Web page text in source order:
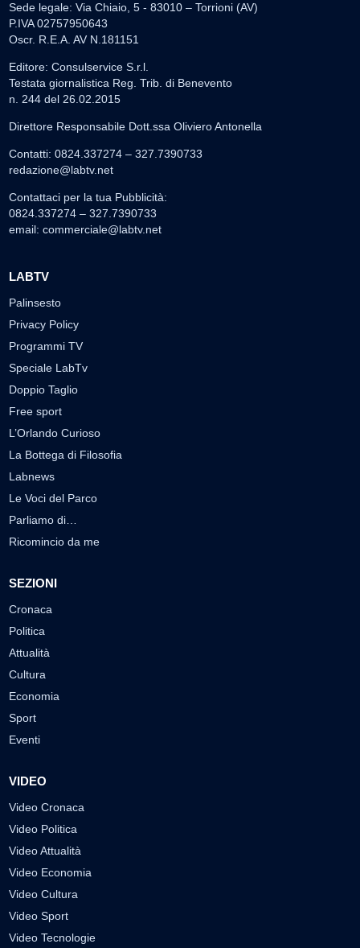
Sede legale: Via Chiaio, 5 - 83010 – Torrioni (AV)
P.IVA 02757950643
Oscr. R.E.A. AV N.181151
Editore: Consulservice S.r.l.
Testata giornalistica Reg. Trib. di Benevento
n. 244 del 26.02.2015
Direttore Responsabile Dott.ssa Oliviero Antonella
Contatti: 0824.337274 – 327.7390733
redazione@labtv.net
Contattaci per la tua Pubblicità:
0824.337274 – 327.7390733
email: commerciale@labtv.net
LABTV
Palinsesto
Privacy Policy
Programmi TV
Speciale LabTv
Doppio Taglio
Free sport
L’Orlando Curioso
La Bottega di Filosofia
Labnews
Le Voci del Parco
Parliamo di…
Ricomincio da me
SEZIONI
Cronaca
Politica
Attualità
Cultura
Economia
Sport
Eventi
VIDEO
Video Cronaca
Video Politica
Video Attualità
Video Economia
Video Cultura
Video Sport
Video Tecnologie